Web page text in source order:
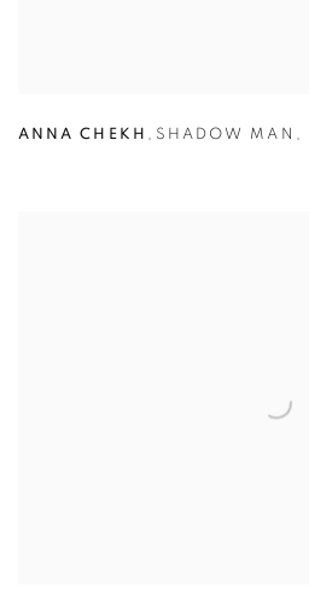
ANNA CHEKH SHADOW MAN